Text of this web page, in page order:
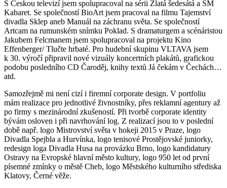
S Českou televizí jsem spolupracoval na sérii Zlatá šedesátá a SM
Kabaret. Se společností BioArt jsem pracoval na filmu Tajemství
divadla Sklep aneb Manuál na záchranu světa. Se společností
Artcam na rumunském snímku Poklad. S dramaturgem a scénáristou
Jakubem Felcmanem jsem spolupracoval na projektu Kino
Effenberger/ Tlučte hrbaté. Pro hudební skupinu VLTAVA jsem
k 30. výročí připravil nové vizuály koncertních plakátů, grafickou
podobu posledního CD Čaroděj, knihy textů Já čekám v Čechách…
atd.
Samozřejmě mi není cizí i firemní corporate design. V portfoliu
mám realizace pro jednotlivé živnostníky, přes reklamní agentury až
po firmy s mezinárodní zkušeností. Při tvorbě corporate identity
bývám osloven i při navrhování log. Z realizací jsou to v poslední
době např. logo Mistrovství světa v hokeji 2015 v Praze, logo
Divadla Spejbla a Hurvínka, logo tenisové Prostějovské juniorky,
redesign loga Divadla Husa na provázku Brno, logo kandidatury
Ostravy na Evropské hlavní město kultury, logo 950 let od první
písemné zmínky o městě Cheb, logo Městského kulturního střediska
Klatovy, Černé věže.